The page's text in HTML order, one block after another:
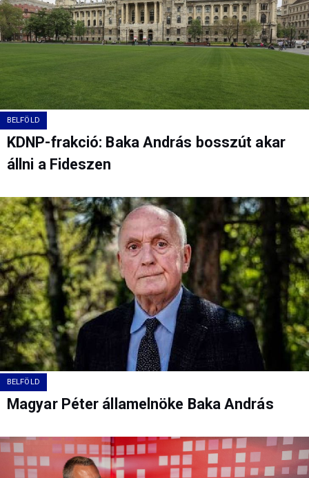
BELFÖLD
KDNP-frakció: Baka András bosszút akar
állni a Fideszen
BELFÖLD
Magyar Péter államelnöke Baka András